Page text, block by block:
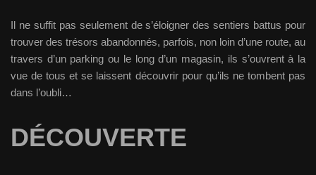
Il ne suffit pas seulement de s’éloigner des sentiers battus pour
trouver des trésors abandonnés, parfois, non loin d’une route, au
travers d’un parking ou le long d’un magasin, ils s’ouvrent à la
vue de tous et se laissent découvrir pour qu’ils ne tombent pas
dans l’oubli…
DÉCOUVERTE